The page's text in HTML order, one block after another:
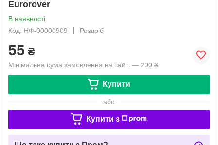
Eurorover
В наявності
Код: НФ-00000909
Роздріб
55 ₴
Мінімальна сума замовлення на сайті — 200 ₴
Купити
або
Купити з